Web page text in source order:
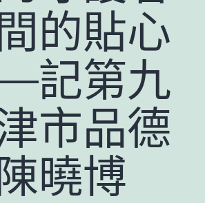
的貼心
記第九
市品德
曉博